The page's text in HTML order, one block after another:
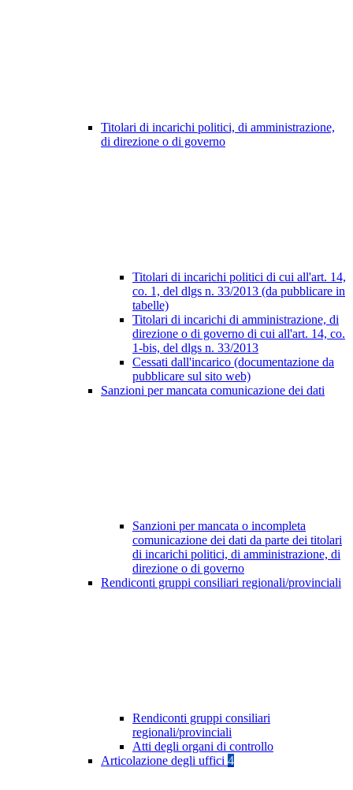
Titolari di incarichi politici, di amministrazione,
di direzione o di governo
Titolari di incarichi politici di cui all'art. 14,
co. 1, del dlgs n. 33/2013 (da pubblicare in
tabelle)
Titolari di incarichi di amministrazione, di
direzione o di governo di cui all'art. 14, co.
1-bis, del dlgs n. 33/2013
Cessati dall'incarico (documentazione da
pubblicare sul sito web)
Sanzioni per mancata comunicazione dei dati
Sanzioni per mancata o incompleta
comunicazione dei dati da parte dei titolari
di incarichi politici, di amministrazione, di
direzione o di governo
Rendiconti gruppi consiliari regionali/provinciali
Rendiconti gruppi consiliari
regionali/provinciali
Atti degli organi di controllo
Articolazione degli uffici 4